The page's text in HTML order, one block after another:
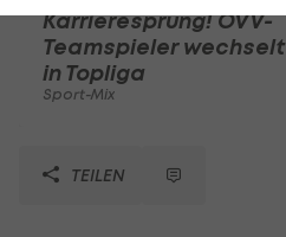
Karrieresprung! ÖVV-
Teamspieler wechselt
in Topliga
Sport-Mix
TEILEN